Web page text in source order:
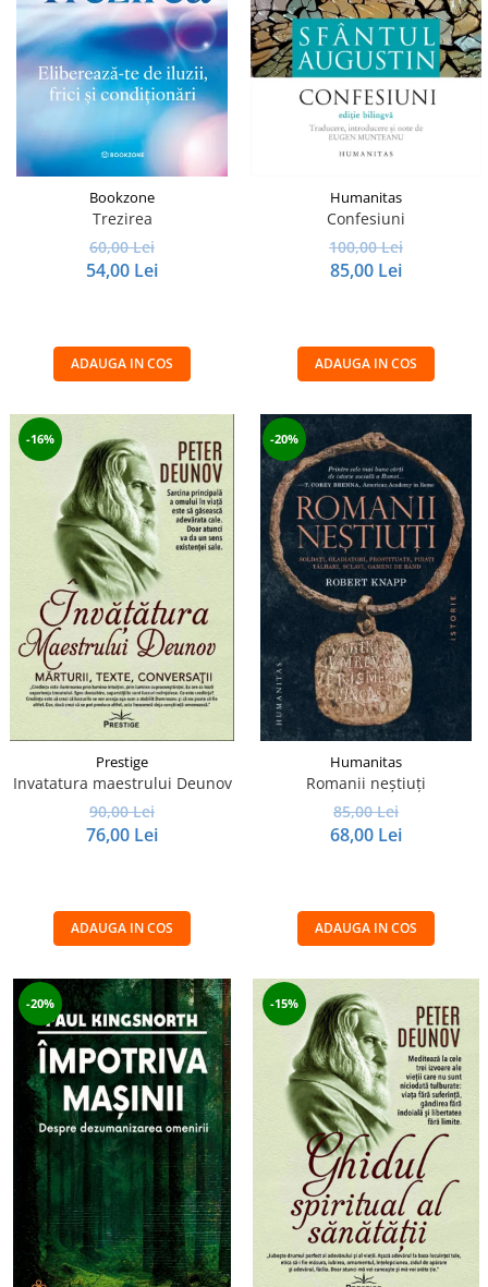
Manuale și Dicționare
Medicină și Sănătate
Practic. Casă și Grădina
Psihologie
Religie
Spiritualitate
Știință și Tehnologie
Științe Politice
Bookzone
Trezirea
60,00 Lei
54,00 Lei
ADAUGA IN COS
Humanitas
Confesiuni
100,00 Lei
85,00 Lei
ADAUGA IN COS
-16%
Prestige
Invatatura maestrului Deunov
90,00 Lei
76,00 Lei
ADAUGA IN COS
-20%
Humanitas
Romanii neştiuţi
85,00 Lei
68,00 Lei
ADAUGA IN COS
-20% -15%